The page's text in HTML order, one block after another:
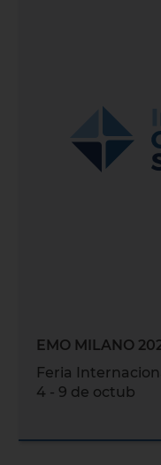
EMO MILANO
Feria
4 - 9 de octub